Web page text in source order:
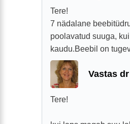
Tere!
7 nädalane
poolavatud suuga,
kaudu.Beebil on
Vastas
Tere!